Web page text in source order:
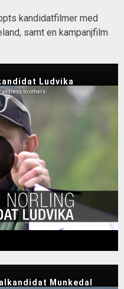
kandidatfilmer med
samt en kampanjfilm